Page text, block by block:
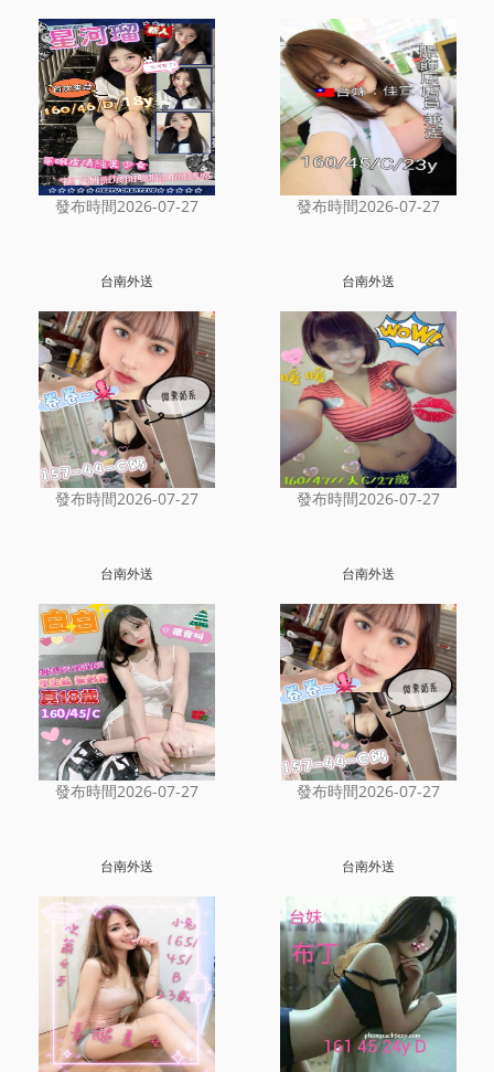
發布時間2026-07-27 發布時間2026-07-27
台南外送
發布時間2026-07-27
台南外送
發布時間2026-07-27
台南外送
發布時間2026-07-27
台南外送
發布時間2026-07-27
台南外送 台南外送